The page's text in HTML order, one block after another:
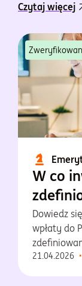
Czytaj więcej
W co
Dowiedz
wpłaty do
osiągnęły
21.04.2026